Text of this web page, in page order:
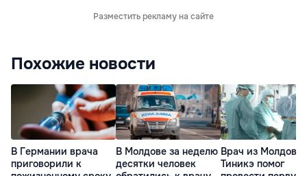
Разместить рекламу на сайте
Похожие новости
В Германии врача
приговорили к
В Молдове за неделю
десятки человек
Врач из Молдовы
Тиникэ помог